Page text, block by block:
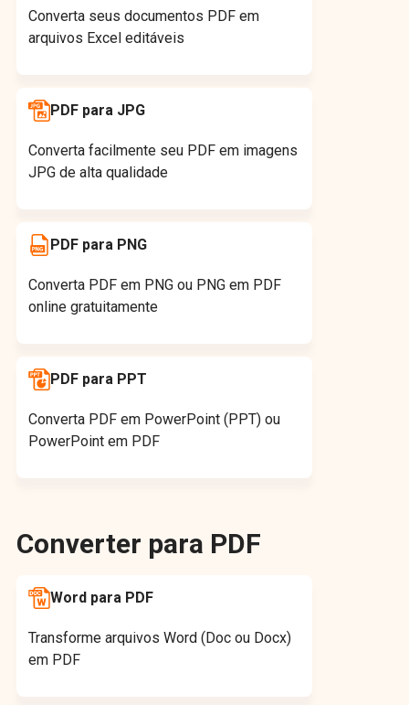
Converta seus documentos PDF em
arquivos Excel editáveis
PDF para JPG
Converta facilmente seu PDF em imagens
JPG de alta qualidade
PDF para PNG
Converta PDF em PNG ou PNG em PDF
online gratuitamente
PDF para PPT
Converta PDF em PowerPoint (PPT) ou
PowerPoint em PDF
Converter para PDF
Word para PDF
Transforme arquivos Word (Doc ou Docx)
em PDF